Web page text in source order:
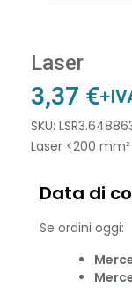
Laser
3,37 €
SKU:
Laser <200 mm²
Data di
Se ordini oggi: